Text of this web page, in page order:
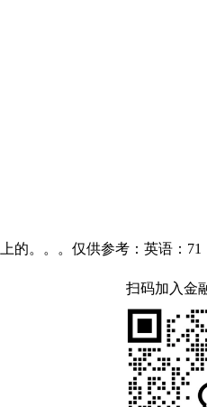
的。。。仅供参考：英语
扫码加入金